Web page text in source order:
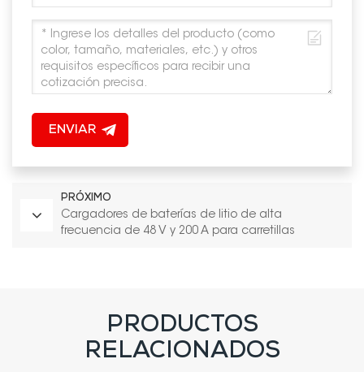
ENVIAR
PRÓXIMO
Cargadores de baterías de litio de alta
frecuencia de 48 V y 200 A para carretillas
PRODUCTOS
RELACIONADOS